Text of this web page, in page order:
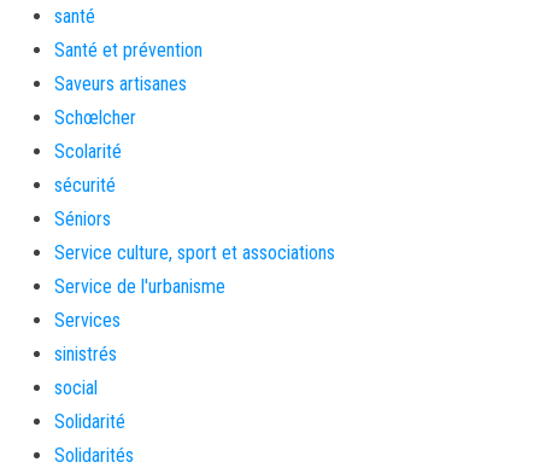
santé
Santé et prévention
Saveurs artisanes
Schœlcher
Scolarité
sécurité
Séniors
Service culture, sport et associations
Service de l'urbanisme
Services
sinistrés
social
Solidarité
Solidarités